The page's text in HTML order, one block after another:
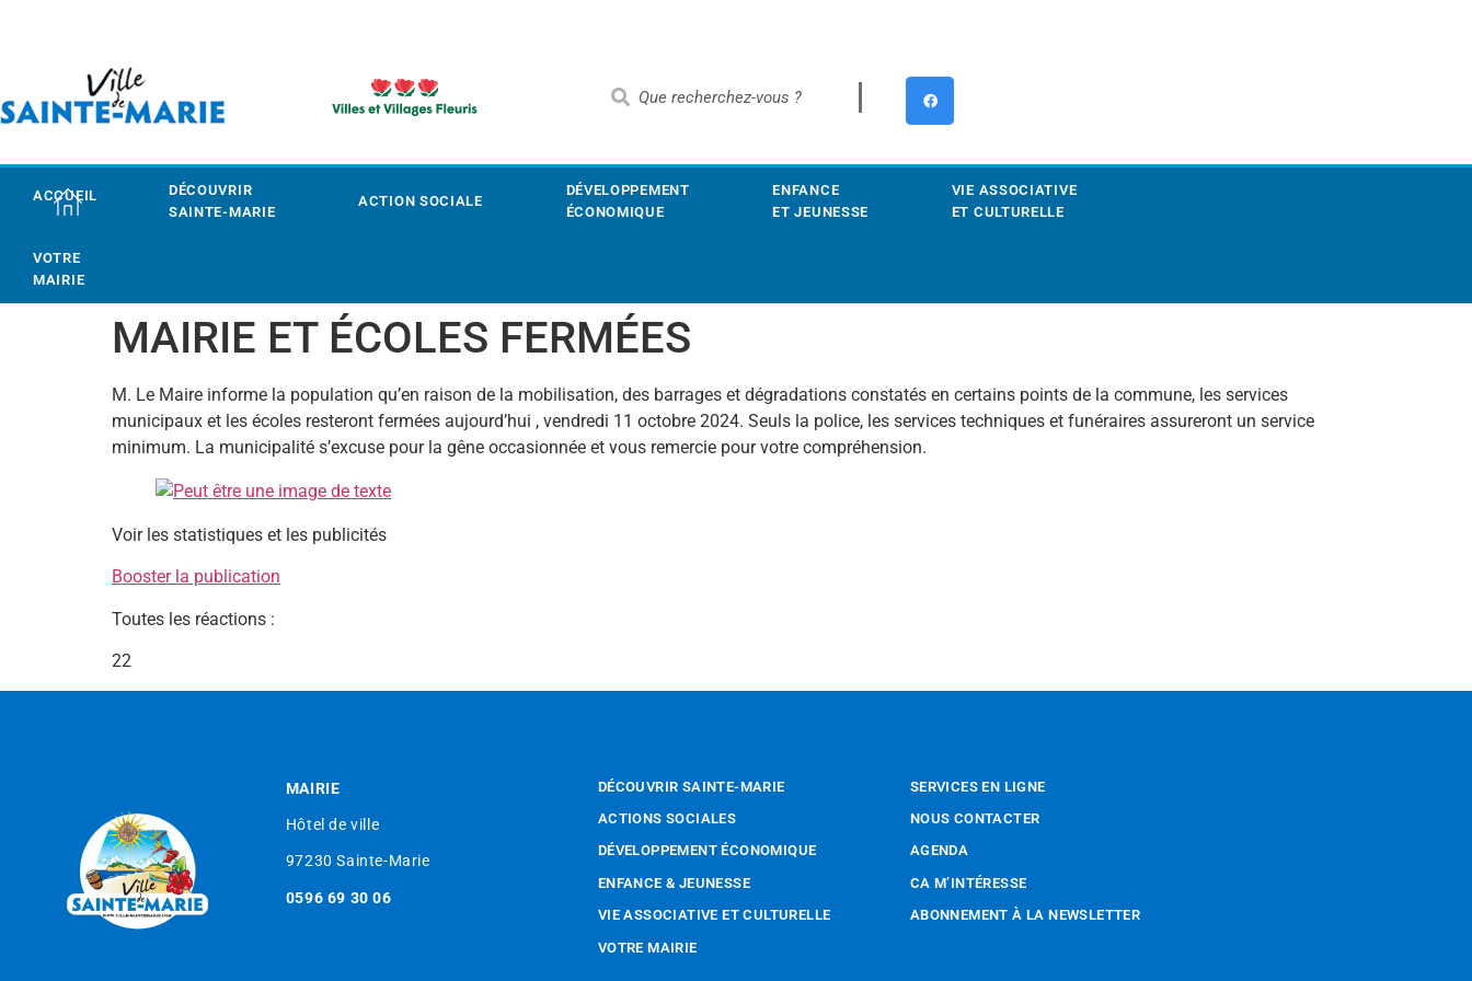
ACCUEIL
DÉCOUVRIR
SAINTE-MARIE
ACTION SOCIALE
DÉVELOPPEMENT
ÉCONOMIQUE
ENFANCE
ET JEUNESSE
VIE ASSOCIATIVE
ET CULTURELLE
VOTRE
MAIRIE
MAIRIE ET ÉCOLES FERMÉES
M. Le Maire informe la population qu’en raison de la mobilisation, des barrages et dégradations constatés en certains points de la commune, les services
municipaux et les écoles resteront fermées aujourd’hui , vendredi 11 octobre 2024. Seuls la police, les services techniques et funéraires assureront un service
minimum. La municipalité s’excuse pour la gêne occasionnée et vous remercie pour votre compréhension.
Voir les statistiques et les publicités
Booster la publication
Toutes les réactions :
22
MAIRIE
Hôtel de ville
97230 Sainte-Marie
0596 69 30 06
DÉCOUVRIR SAINTE-MARIE
ACTIONS SOCIALES
DÉVELOPPEMENT ÉCONOMIQUE
ENFANCE & JEUNESSE
VIE ASSOCIATIVE ET CULTURELLE
VOTRE MAIRIE
SERVICES EN LIGNE
NOUS CONTACTER
AGENDA
CA M’INTÉRESSE
ABONNEMENT À LA NEWSLETTER